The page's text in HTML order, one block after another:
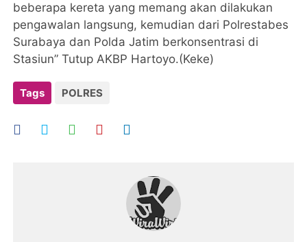
beberapa kereta yang memang akan dilakukan
pengawalan langsung, kemudian dari Polrestabes
Surabaya dan Polda Jatim berkonsentrasi di
Stasiun” Tutup AKBP Hartoyo.(Keke)
Tags POLRES